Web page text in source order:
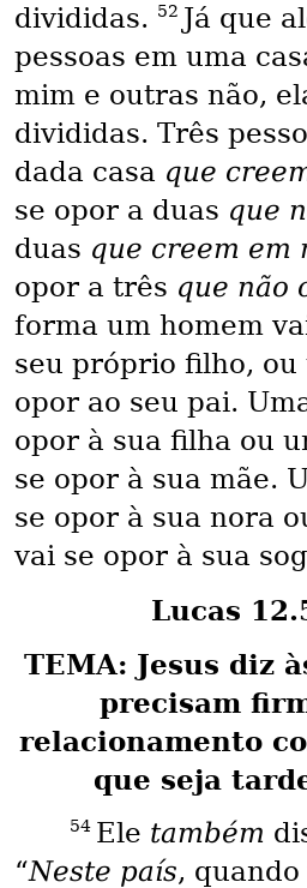
divididas. 52 Já que
pessoas em uma
mim e outras não,
divididas. Três
dada casa que
se opor a duas que
duas que creem em
opor a três que não
forma um homem
seu próprio filho, ou
opor ao seu pai.
opor à sua filha ou
se opor à sua mãe.
se opor à sua nora
vai se opor à sua
Lucas
TEMA: Jesus diz
precisam
relacionamento
que seja
54 Ele também
“Neste país, quando